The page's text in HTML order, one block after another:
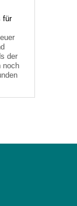
für
der
noch